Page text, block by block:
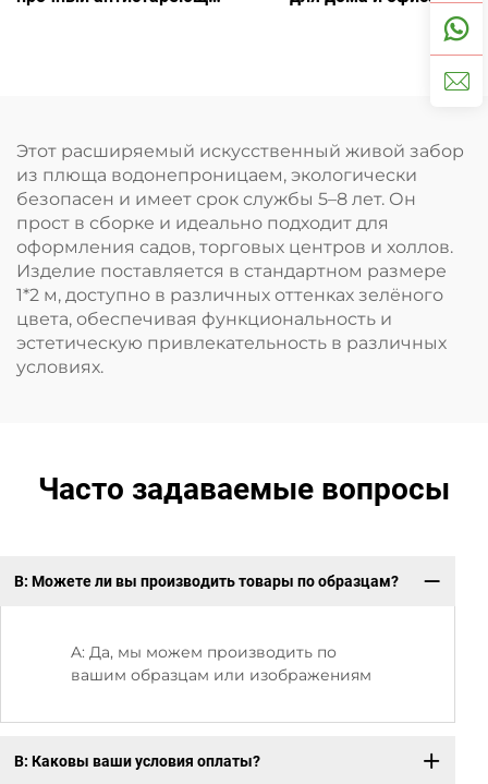
искусственный бонсай с
минимальным уходом
Этот расширяемый искусственный живой забор
из плюща водонепроницаем, экологически
безопасен и имеет срок службы 5–8 лет. Он
прост в сборке и идеально подходит для
оформления садов, торговых центров и холлов.
Изделие поставляется в стандартном размере
1*2 м, доступно в различных оттенках зелёного
цвета, обеспечивая функциональность и
эстетическую привлекательность в различных
условиях.
Часто задаваемые вопросы
В: Можете ли вы производить товары по образцам?
A: Да, мы можем производить по
вашим образцам или изображениям
В: Каковы ваши условия оплаты?